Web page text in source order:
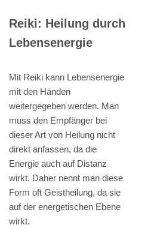
Reiki: Heilung durch
Lebensenergie
Mit Reiki kann Lebensenergie
mit den Händen
weitergegeben werden. Man
muss den Empfänger bei
dieser Art von Heilung nicht
direkt anfassen, da die
Energie auch auf Distanz
wirkt. Daher nennt man diese
Form oft Geistheilung, da sie
auf der energetischen Ebene
wirkt.